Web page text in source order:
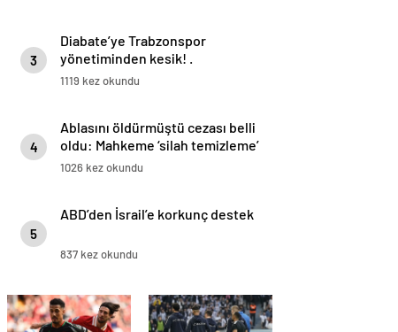
3
Diabate’ye Trabzonspor
yönetiminden kesik! .
1119 kez okundu
4
Ablasını öldürmüştü cezası belli
oldu: Mahkeme ‘silah temizleme’
yalanını yutmadı
1026 kez okundu
5
ABD’den İsrail’e korkunç destek
837 kez okundu